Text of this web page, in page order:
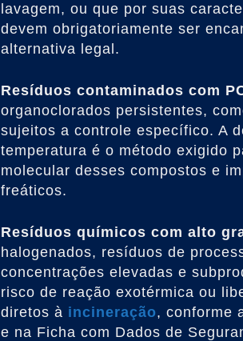
lavagem, ou que por suas
devem obrigatoriamente ser
alternativa legal.
Resíduos contaminados com
organoclorados persistentes,
sujeitos a controle específico. A
temperatura é o método exigido
molecular desses compostos e
freáticos.
Resíduos químicos com alto
halogenados, resíduos de
concentrações elevadas e
risco de reação exotérmica ou
diretos à incineração, conforme
e na Ficha com Dados de